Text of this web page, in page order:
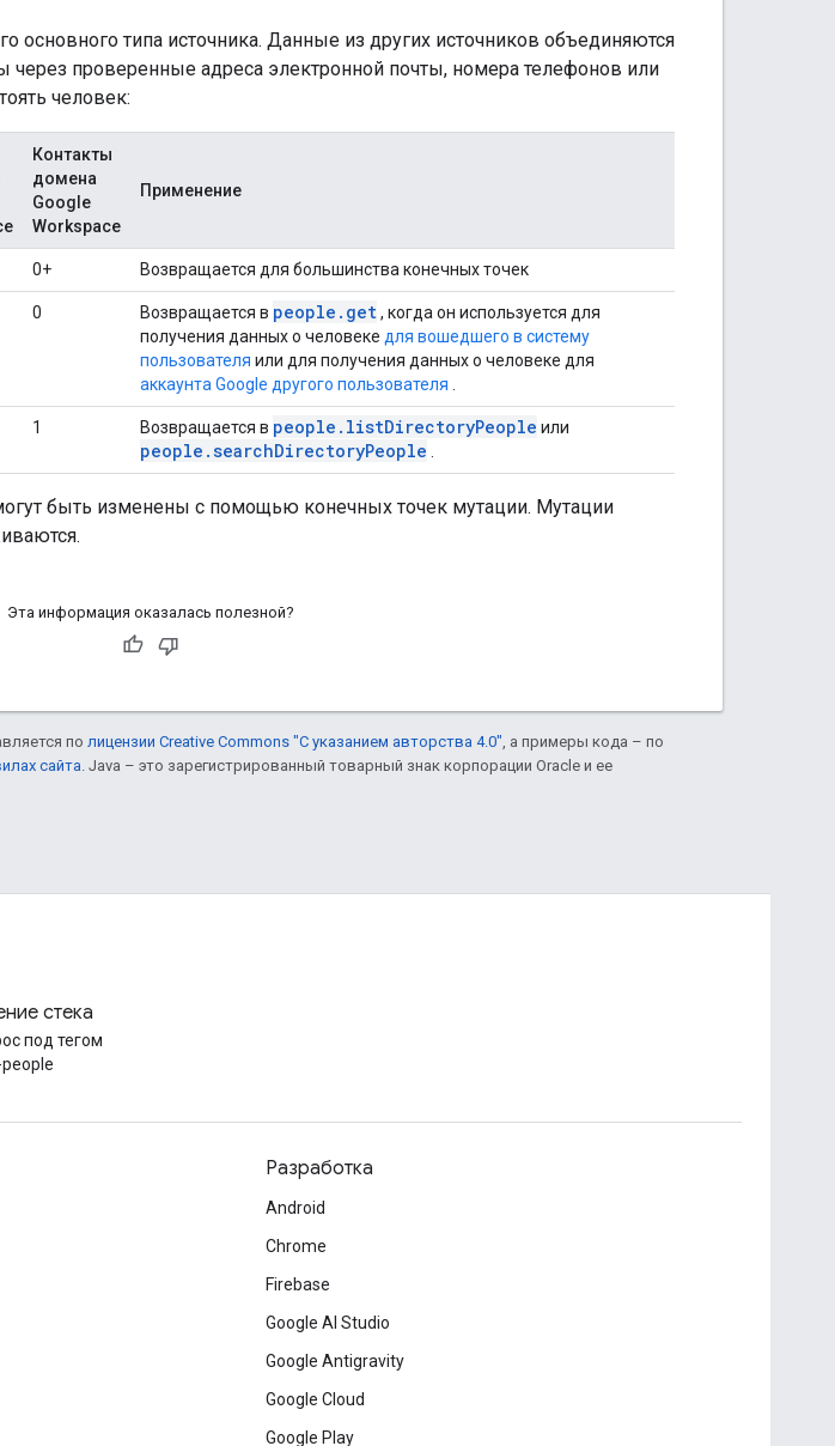
основного типа источника. Данные из других источников объединяются
через проверенные адреса электронной почты, номера телефонов или
человек:
Контакты
домена
Google
Workspace
Применение
0+ Возвращается для большинства конечных точек
0 Возвращается в people.get, когда он используется для
получения данных о человеке для вошедшего в систему
пользователя или для получения данных о человеке для
аккаунта Google другого пользователя
1 Возвращается в people.listDirectoryPeople или
people.searchDirectoryPeople
быть изменены с помощью конечных точек мутации. Мутации
Эта информация оказалась полезной?
по лицензии Creative Commons "С указанием авторства 4.0" , а примеры кода – по
сайта . Java – это зарегистрированный товарный знак корпорации Oracle и ее
стека
под тегом
Разработка
Android
Chrome
Firebase
Google AI Studio
Google Antigravity
Google Cloud
Google Play